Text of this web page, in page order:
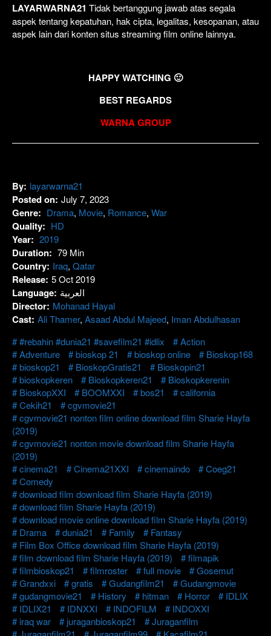
LAYARWARNA21 Tidak bertanggung jawab atas segala
aspek tentang kepatuhan, hak cipta, legalitas, kesopanan, atau
aspek lain dari konten situs streaming film online lainnya.
HAPPY WATCHING 🙂
BEST REGARDS
WARNA GROUP
By: layarwarna21
Posted on: July 7, 2023
Genre: Drama, Movie, Romance, War
Quality: HD
Year: 2019
Duration: 79 Min
Country: Iraq, Qatar
Release: 5 Oct 2019
Language: العربية
Director: Mohanad Hayal
Cast: Ali Thamer, Asaad Abdul Majeed, Iman Abdulhasan
#rebahin #dunia21 #savefilm21 #idlix
Action
Adventure
bioskop 21 bioskop online
Bioskop168
bioskop21
BioskopGratis21
Bioskopin21
bioskopkeren
Bioskopkeren21
Bioskopkerenin
BioskopXXI
BOOMXXI bos21
california
Cekih21
cgvmovie21
cgvmovie21 nonton film online download film Sharie Hayfa
(2019)
cgvmovie21 nonton movie download film Sharie Hayfa
(2019)
cinema21
Cinema21XXI cinemaindo
Coeg21
Comedy
download film download film Sharie Hayfa (2019)
download film Sharie Hayfa (2019)
download movie online download film Sharie Hayfa (2019)
Drama
dunia21 Family
Fantasy
Film Box Office download film Sharie Hayfa (2019)
film download film Sharie Hayfa (2019)
filmapik
filmbioskop21
filmroster full movie
Gosemut
Grandxxi
gratis Gudangfilm21
Gudangmovie
gudangmovie21
History hitman Horror
IDLIX
IDLIX21
IDNXXI INDOFILM
INDOXXI
iraq war
juraganbioskop21
Juraganfilm